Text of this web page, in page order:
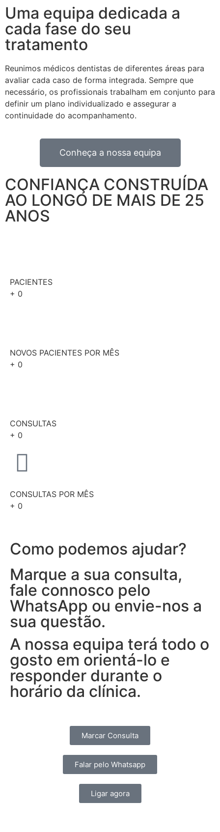
Uma equipa dedicada a
cada fase do seu
tratamento
Reunimos médicos dentistas de diferentes áreas para
avaliar cada caso de forma integrada. Sempre que
necessário, os profissionais trabalham em conjunto para
definir um plano individualizado e assegurar a
continuidade do acompanhamento.
Conheça a nossa equipa
CONFIANÇA CONSTRUÍDA
AO LONGO DE MAIS DE 25
ANOS
PACIENTES
+ 0
NOVOS PACIENTES POR MÊS
+ 0
CONSULTAS
+ 0
CONSULTAS POR MÊS
+ 0
Como podemos ajudar?
Marque a sua consulta,
fale connosco pelo
WhatsApp ou envie-nos a
sua questão.
A nossa equipa terá todo o
gosto em orientá-lo e
responder durante o
horário da clínica.
Marcar Consulta
Falar pelo Whatsapp
Ligar agora